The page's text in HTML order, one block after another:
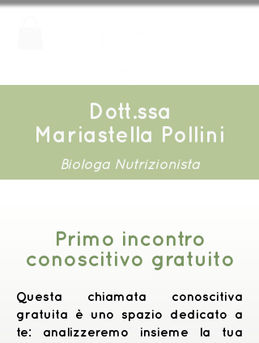
Dott.ssa
Mariastella Pollini
Biologa Nutrizionista
Primo incontro
conoscitivo gratuito
Questa chiamata conoscitiva
gratuita è uno spazio dedicato a
te: analizzeremo insieme la tua